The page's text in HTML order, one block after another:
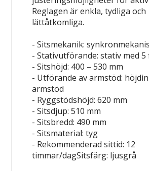
Reglagen är enkla, tydliga och
lättåtkomliga.
- Sitsmekanik:
- Stativutförande: stativ med
- Sitshöjd: 400 – 530 mm
- Utförande av armstöd:
armstöd
- Ryggstödshöjd: 620 mm
- Sitsdjup: 510 mm
- Sitsbredd: 490 mm
- Sitsmaterial: tyg
- Rekommenderad sittid: 12
timmar/dagSitsfärg: ljusgrå